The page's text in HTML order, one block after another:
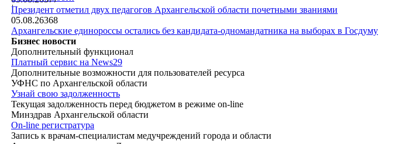
|
Президент отметил двух педагогов Архангельской области почетными званиями
05.08.26368
Архангельские единороссы остались без кандидата-одномандатника на выборах в Госдуму
Бизнес новости
Дополнительный функционал
Платный сервис на News29
Дополнительные возможности для пользователей ресурса
УФНС по Архангельской области
Узнай свою задолженность
Текущая задолженность перед бюджетом в режиме on-line
Минздрав Архангельской области
On-line регистратура
Запись к врачам-специалистам медучреждений города и области